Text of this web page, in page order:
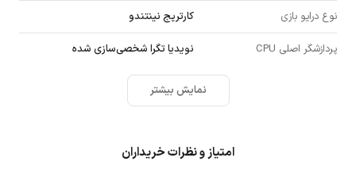
نوع درایو بازی کارتریج نینتندو
پردازشگر اصلی CPU نویدیا تگرا شخصی‌سازی شده
نمایش بیشتر
امتیاز و نظرات خریداران